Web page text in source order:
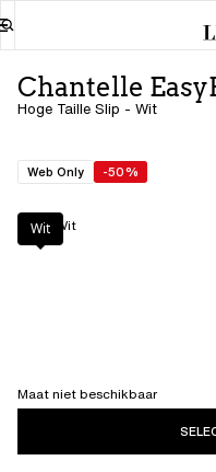
Chantelle
Hoge Taille Slip - Wit
Web Only -50%
Kleur: Wit
Wit
Maat niet beschikbaar